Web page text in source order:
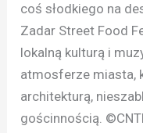
coś słodkiego na
Zadar Street Food
lokalną kulturą i
atmosferze miasta,
architekturą,
gościnnością.